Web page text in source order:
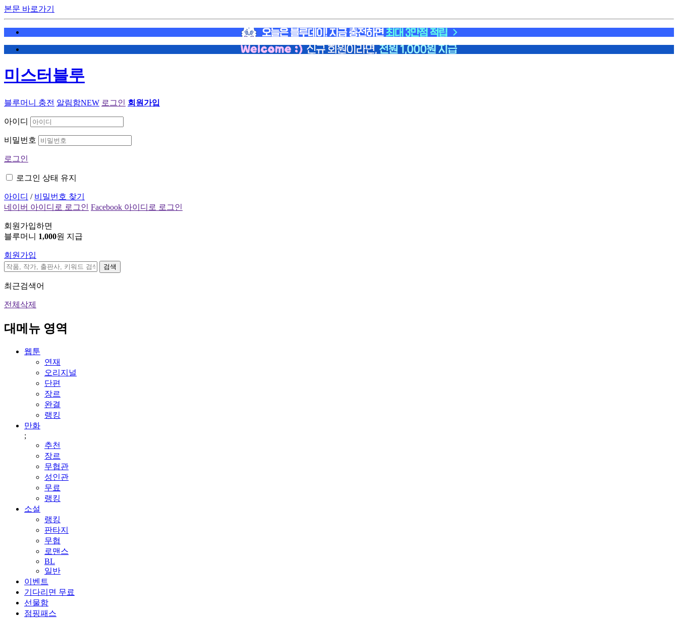
본문 바로가기
미스터블루
블루머니 충전 알림함NEW 로그인 회원가입
아이디
비밀번호
로그인
로그인 상태 유지
아이디 / 비밀번호 찾기
네이버 아이디로 로그인 Facebook 아이디로 로그인
회원가입하면
블루머니 1,000원 지급
회원가입
검색
최근검색어
전체삭제
대메뉴 영역
웹툰
연재
오리지널
단편
장르
완결
랭킹
만화
;
추천
장르
무협관
성인관
무료
랭킹
소설
랭킹
판타지
무협
로맨스
BL
일반
이벤트
기다리면 무료
선물함
점핑패스